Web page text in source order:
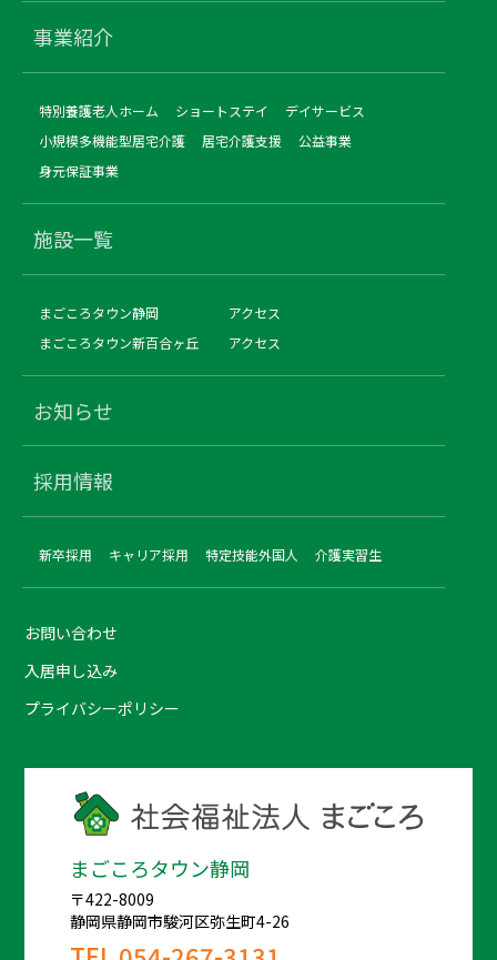
事業紹介
特別養護老人ホーム ショートステイ
デイサービス
小規模多機能型居宅介護
居宅介護支援
公益事業
身元保証事業
施設一覧
まごころタウン静岡
アクセス
まごころタウン新百合ヶ丘
アクセス
お知らせ
採用情報
新卒採用 キャリア採用 特定技能外国人 介護実習生
お問い合わせ
入居申し込み
プライバシーポリシー
まごころタウン静岡
〒422-8009
静岡県静岡市駿河区弥生町4-26